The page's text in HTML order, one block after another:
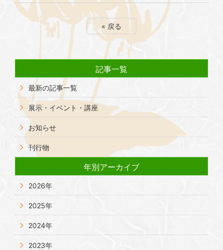
« 戻る
記事一覧
最新の記事一覧
展示・イベント・講座
お知らせ
刊行物
年別アーカイブ
2026年
2025年
2024年
2023年